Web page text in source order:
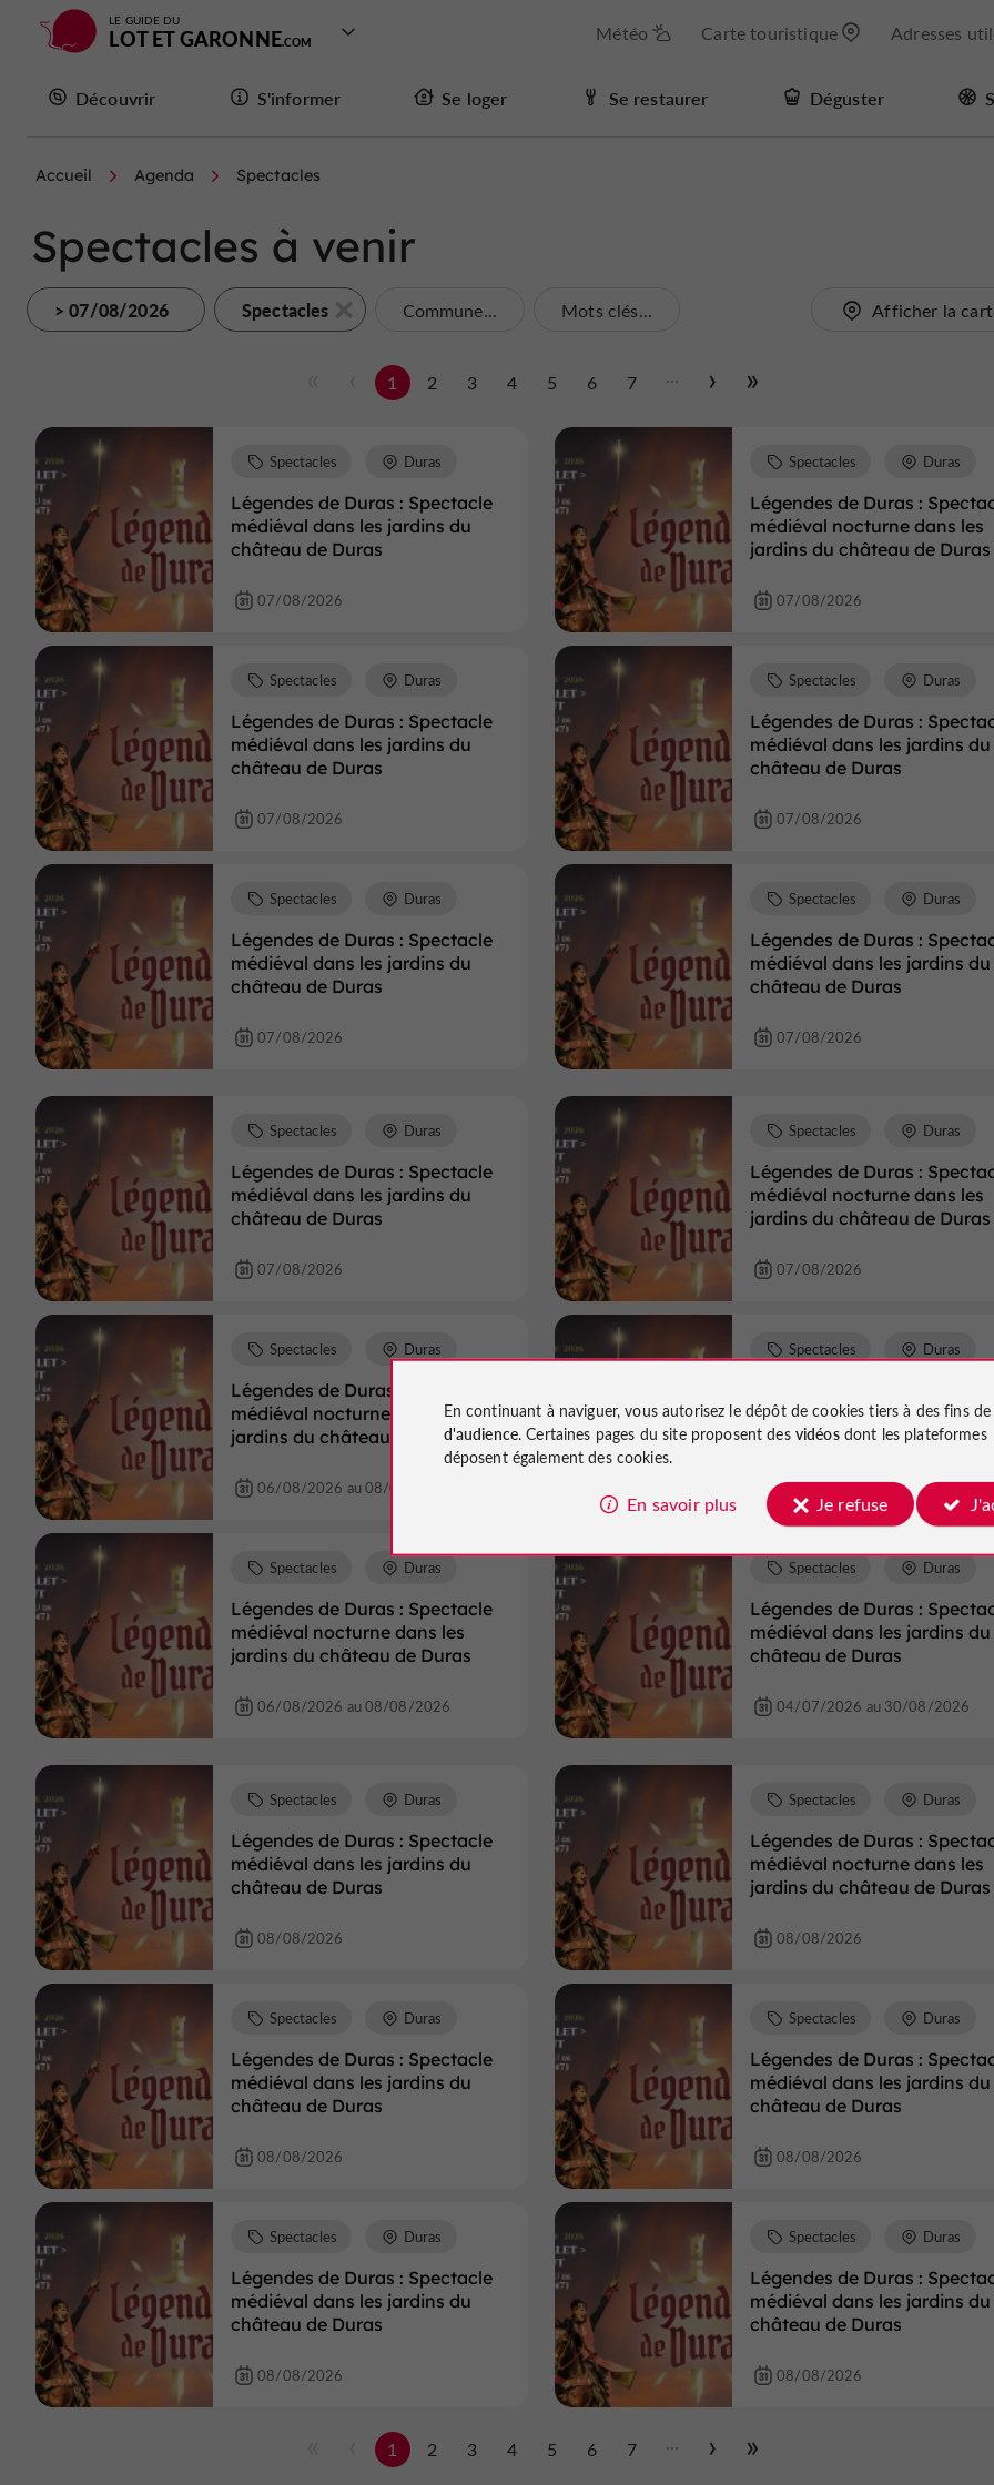
LE GUIDE DU
LOT ET GARONNE Météo Carte touristique Adresses
Découvrir S'informer Se loger Se restaurer Déguster
Accueil Agenda Spectacles
Spectacles à venir
> 07/08/2026 Spectacles Commune... Mots clés... Afficher la
1 2 3 4 5 6 7 ...
Légendes de Duras : Spectacle
médiéval dans les jardins du
château de Duras
Spectacles Duras
07/08/2026
Légendes de Duras :
médiéval nocturne dans les
jardins du château de Duras
Spectacles Duras
07/08/2026
Légendes de Duras : Spectacle
médiéval dans les jardins du
château de Duras
Spectacles Duras
07/08/2026
Légendes de Duras :
médiéval dans les jardins du
château de Duras
Spectacles Duras
07/08/2026
Légendes de Duras : Spectacle
médiéval dans les jardins du
château de Duras
Spectacles Duras
07/08/2026
Légendes de Duras :
médiéval dans les jardins du
château de Duras
Spectacles Duras
07/08/2026
Légendes de Duras : Spectacle
médiéval dans les jardins du
château de Duras
Spectacles Duras
07/08/2026
Légendes de Duras :
médiéval nocturne dans les
jardins du château de Duras
Spectacles Duras
07/08/2026
Légendes de Duras : Spectacle
médiéval nocturne dans les
jardins du château de Duras
Spectacles Duras
06/08/2026 au 08/08/2026
médiéval nocturne dans les
jardins du château de Duras
Spectacles Duras
06/08/2026 au 08/08/2026
Légendes de Duras : Spectacle
médiéval nocturne dans les
jardins du château de Duras
Spectacles Duras
06/08/2026 au 08/08/2026
Légendes de Duras :
médiéval dans les jardins du
château de Duras
Spectacles Duras
04/07/2026 au 30/08/2026
Légendes de Duras : Spectacle
médiéval dans les jardins du
château de Duras
Spectacles Duras
08/08/2026
Légendes de Duras :
médiéval nocturne dans les
jardins du château de Duras
Spectacles Duras
08/08/2026
Légendes de Duras : Spectacle
médiéval dans les jardins du
château de Duras
Spectacles Duras
08/08/2026
Légendes de Duras :
médiéval dans les jardins du
château de Duras
Spectacles Duras
08/08/2026
Légendes de Duras : Spectacle
médiéval dans les jardins du
château de Duras
Spectacles Duras
08/08/2026
Légendes de Duras :
médiéval dans les jardins du
château de Duras
Spectacles Duras
08/08/2026
1 2 3 4 5 6 7 ...
En continuant à naviguer, vous autorisez le dépôt de cookies tiers à des fins de
d'audience. Certaines pages du site proposent des vidéosdont les plateformes
déposent également des cookies.
En savoir plus Je refuse